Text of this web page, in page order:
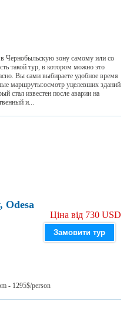
в Чернобыльскую зону самому или со
такой тур, в котором можно это
Вы сами выбираете удобное время
маршруты:осмотр уцелевших зданий
стал известен после аварии на
и...
Odesa
Ціна від 730 USD
Замовити тур
- 1295$/person